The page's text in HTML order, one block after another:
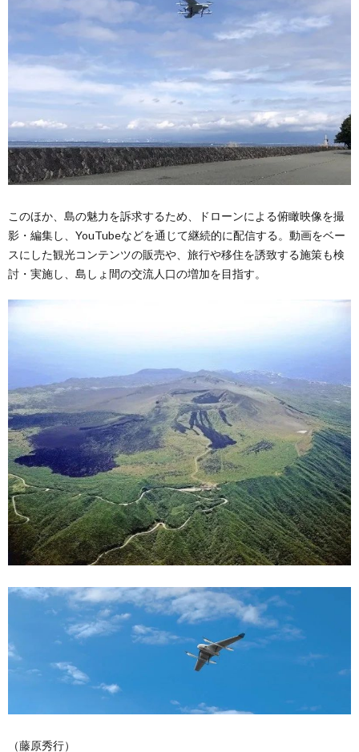
このほか、島の魅力を訴求するため、ドローンによる俯瞰映像を撮
影・編集し、YouTubeなどを通じて継続的に配信する。動画をベー
スにした観光コンテンツの販売や、旅行や移住を誘致する施策も検
討・実施し、島しょ間の交流人口の増加を目指す。
（藤原秀行）